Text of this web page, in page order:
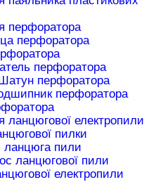
перфоратора
перфоратора
перфоратора
перфоратора
перфоратора
ланцюгової електропили
пилки
ланцюга пили
ланцюгової пили
електропили